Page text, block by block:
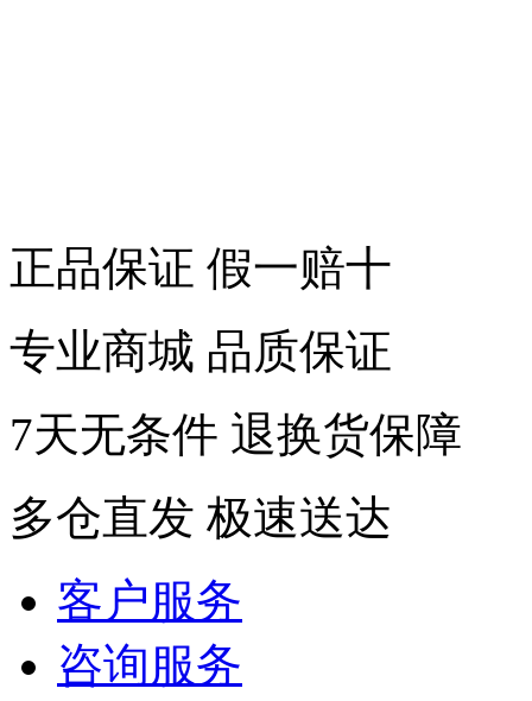
正品保证 假一赔十
专业商城 品质保证
7天无条件 退换货保障
多仓直发 极速送达
客户服务
咨询服务